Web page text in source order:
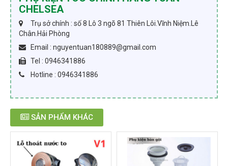
CHELSEA
Trụ sở chính : số 8 Lô 3 ngõ 81 Thiên Lôi.Vĩnh Niệm.Lê
Chân.Hải Phòng
Email : nguyentuan180889@gmail.com
Tel : 0946341886
Hotline : 0946341886
SẢN PHẨM KHÁC